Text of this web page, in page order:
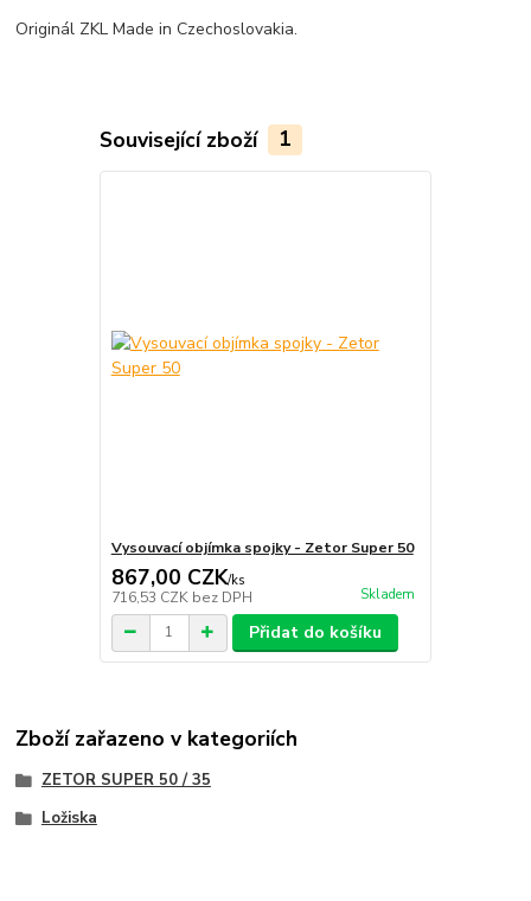
Originál ZKL Made in Czechoslovakia.
Související zboží 1
Vysouvací objímka spojky - Zetor Super 50
867,00 CZK/ks
716,53 CZK bez DPH Skladem
Přidat do košíku
Zboží zařazeno v kategoriích
ZETOR SUPER 50 / 35
Ložiska